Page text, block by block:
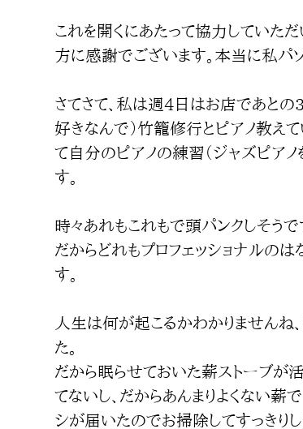
これを開くにあたって協力していた
方に感謝でございます。本当に私パ
さてさて、私は週4日はお店であと
好きなんで）竹籠修行とピアノ教え
て自分のピアノの練習（ジャズピアノ
す。
時々あれもこれもで頭パンクしそうで
だからどれもプロフェッショナルの
す。
人生は何が起こるかわかりませんね
た。
だから眠らせておいた薪ストーブが
てないし、だからあんまりよくない薪
シが届いたのでお掃除してすっきりし